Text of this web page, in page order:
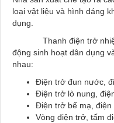
loại vật liệu và hình dáng
dụng.
Thanh điện trở nhiệt
động sinh hoạt dân dụng
nhau:
Điện trở đun nước,
Điện trở lò nung,
Điện trở bể mạ, điện
Vòng điện trở, tấm